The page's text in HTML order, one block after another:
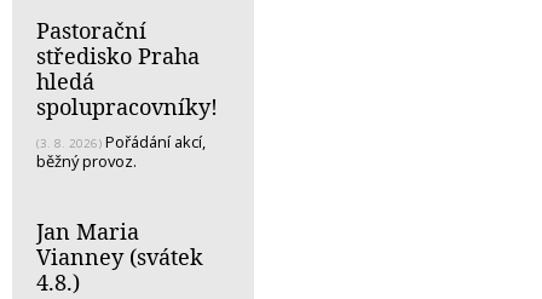
Pastorační
středisko Praha
hledá
spolupracovníky!
(3. 8. 2026) Pořádání akcí,
běžný provoz.
Jan Maria
Vianney (svátek
4.8.)